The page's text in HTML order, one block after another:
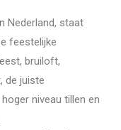
Nederland, staat
feestelijke
bruiloft,
de juiste
niveau tillen en